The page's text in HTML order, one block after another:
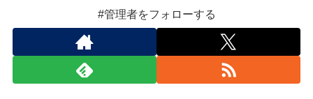
#管理者をフォローする